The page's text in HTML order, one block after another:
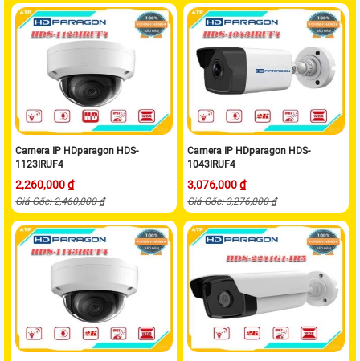
Camera IP HDparagon HDS-
1123IRUF4
2,260,000 ₫
Giá Gốc: 2,460,000 ₫
Camera IP HDparagon HDS-
1043IRUF4
3,076,000 ₫
Giá Gốc: 3,276,000 ₫